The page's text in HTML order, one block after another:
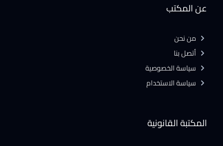
المكتبة القانونية
عن المكتب
من نحن
أتصل بنا
سياسة الخصوصية
سياسة الاستخدام